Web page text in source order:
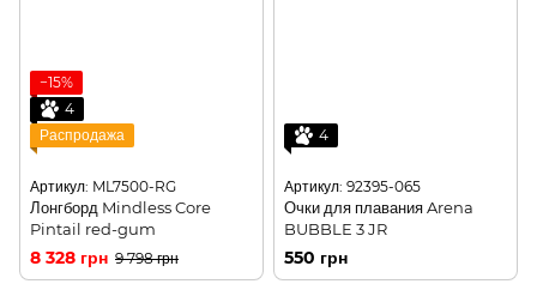
−15%
4
Распродажа
Артикул: ML7500-RG
Лонгборд Mindless Core
Pintail red-gum
8 328 грн 9 798 грн
4
Артикул: 92395-065
Очки для плавания Arena
BUBBLE 3 JR
550 грн